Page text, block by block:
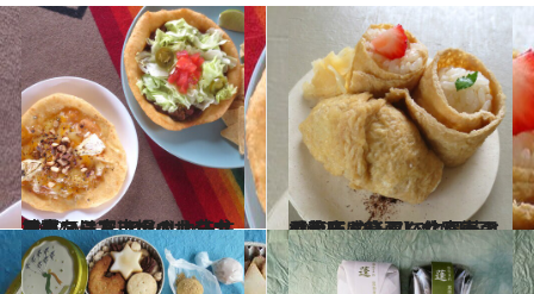
2022.6.12
神戸・二宮市場のカフェで見つけた アメリカ先住民のフード、ナバホタコ 日本ならではのオリジナルも
グルメ 2022.5.15
【大阪・箕面】住宅街の 季節を感じるいなり寿司のお店 コースで中国茶とお菓子も楽しんで
グルメ